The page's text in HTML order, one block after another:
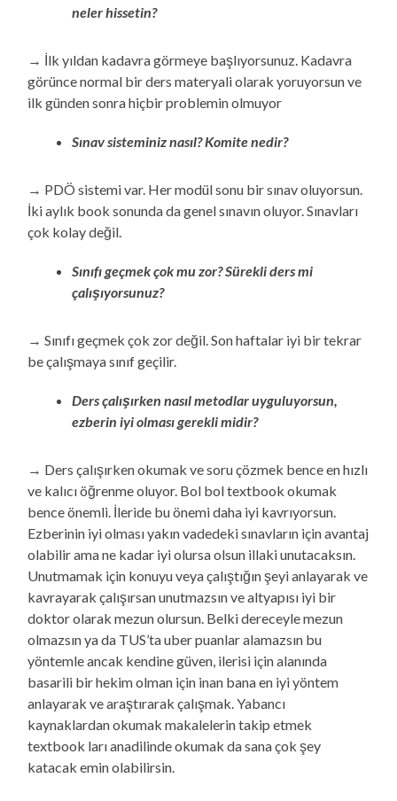
neler hissetin?
→ İlk yıldan kadavra görmeye başlıyorsunuz. Kadavra
görünce normal bir ders materyali olarak yoruyorsun ve
ilk günden sonra hiçbir problemin olmuyor
Sınav sisteminiz nasıl? Komite nedir?
→ PDÖ sistemi var. Her modül sonu bir sınav oluyorsun.
İki aylık book sonunda da genel sınavın oluyor. Sınavları
çok kolay değil.
Sınıfı geçmek çok mu zor? Sürekli ders mi
çalışıyorsunuz?
→ Sınıfı geçmek çok zor değil. Son haftalar iyi bir tekrar
be çalışmaya sınıf geçilir.
Ders çalışırken nasıl metodlar uyguluyorsun,
ezberin iyi olması gerekli midir?
→ Ders çalışırken okumak ve soru çözmek bence en hızlı
ve kalıcı öğrenme oluyor. Bol bol textbook okumak
bence önemli. İleride bu önemi daha iyi kavrıyorsun.
Ezberinin iyi olması yakın vadedeki sınavların için avantaj
olabilir ama ne kadar iyi olursa olsun illaki unutacaksın.
Unutmamak için konuyu veya çalıştığın şeyi anlayarak ve
kavrayarak çalışırsan unutmazsın ve altyapısı iyi bir
doktor olarak mezun olursun. Belki dereceyle mezun
olmazsın ya da TUS’ta uber puanlar alamazsın bu
yöntemle ancak kendine güven, ilerisi için alanında
basarili bir hekim olman için inan bana en iyi yöntem
anlayarak ve araştırarak çalışmak. Yabancı
kaynaklardan okumak makalelerin takip etmek
textbook ları anadilinde okumak da sana çok şey
katacak emin olabilirsin.